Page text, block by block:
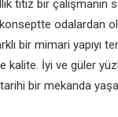
titiz bir
odalardan
bir mimari yapıyı
İyi ve güler
bir mekanda